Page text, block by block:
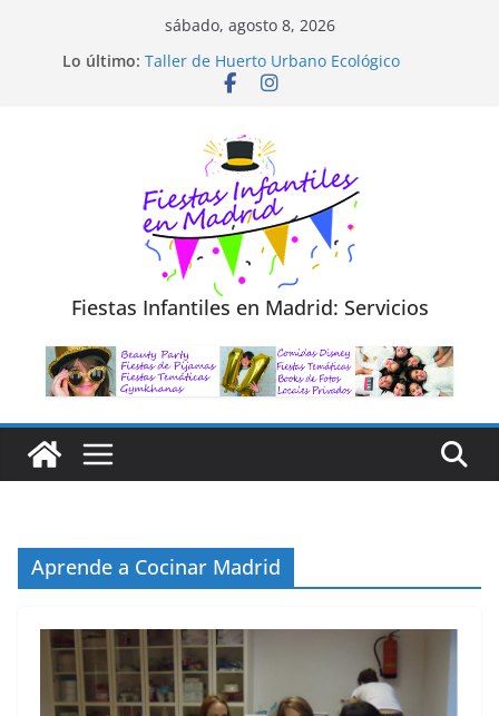
sábado, agosto 8, 2026
Lo último: Taller de Huerto Urbano Ecológico
TALLER FOTOGRAFÍA LA NATURALEZA
Diseño de Moda y Reciclaje de Prendas
Fiestas Infantiles en Madrid: Servicios
Aprende a Cocinar Madrid